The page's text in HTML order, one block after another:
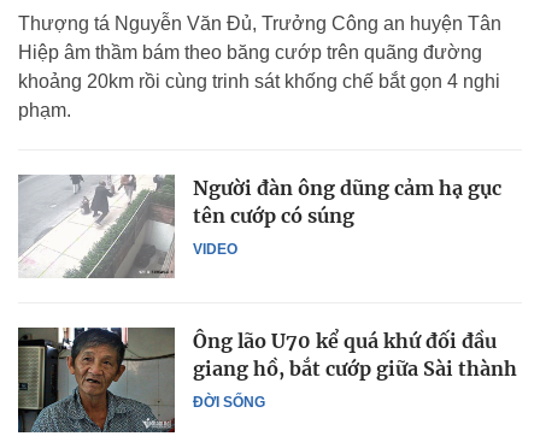
Thượng tá Nguyễn Văn Đủ, Trưởng Công an huyện Tân
Hiệp âm thầm bám theo băng cướp trên quãng đường
khoảng 20km rồi cùng trinh sát khống chế bắt gọn 4 nghi
phạm.
VIDEO
Người đàn ông dũng cảm hạ gục
tên cướp có súng
ĐỜI SỐNG
Ông lão U70 kể quá khứ đối đầu
giang hồ, bắt cướp giữa Sài thành